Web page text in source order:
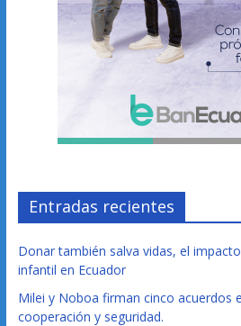
Entradas recientes
Donar también salva vidas, el
infantil en Ecuador
Milei y Noboa firman cinco acuerdos
cooperación y seguridad.